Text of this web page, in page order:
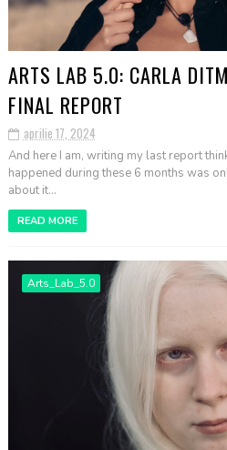
ARTS LAB 5.0: CARLA
FINAL REPORT
aprilie 17, 2024
And here I am, writing my last report
happened during these 6 months was
about it...
READ MORE
Arts_Lab_5.0